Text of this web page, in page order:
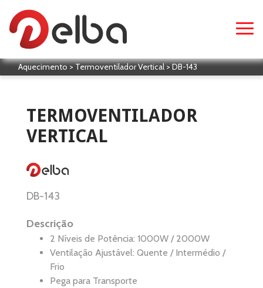
Aquecimento > Termoventilador Vertical > DB-143
TERMOVENTILADOR
VERTICAL
DB-143
Descrição
2 Níveis de Potência: 1000W / 2000W
Ventilação Ajustável: Quente / Intermédio /
Frio
Pega para Transporte